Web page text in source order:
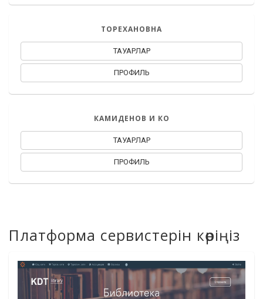
ТОРЕХАНОВНА
ТАУАРЛАР
ПРОФИЛЬ
КАМИДЕНОВ И КО
ТАУАРЛАР
ПРОФИЛЬ
Платформа сервистерін көріңіз